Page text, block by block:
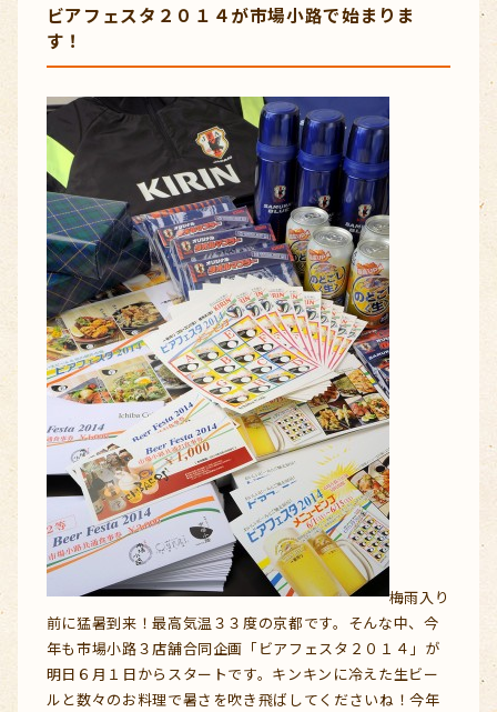
ビアフェスタ２０１４が市場小路で始まりま
す！
梅雨入り
前に猛暑到来！最高気温３３度の京都です。そんな中、今
年も市場小路３店舗合同企画「ビアフェスタ２０１４」が
明日６月１日からスタートです。キンキンに冷えた生ビー
ルと数々のお料理で暑さを吹き飛ばしてくださいね！今年